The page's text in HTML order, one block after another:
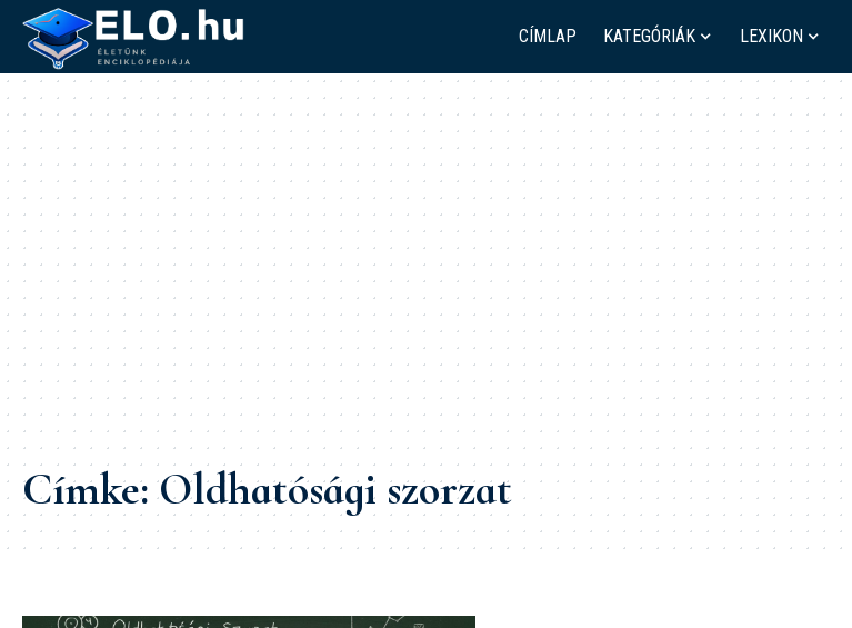
CÍMLAP KATEGÓRIÁK LEXIKON
Címke:Oldhatósági szorzat